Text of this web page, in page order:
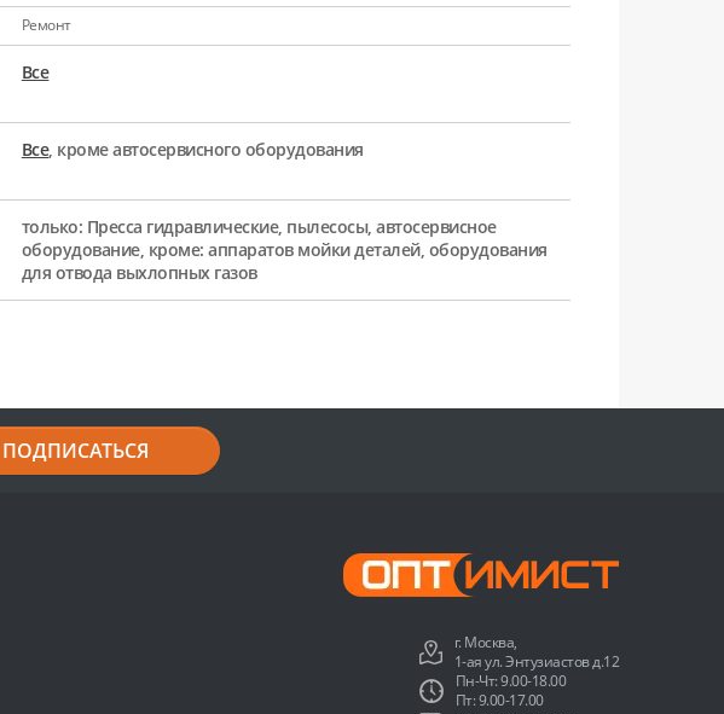
Ремонт
Все
Все, кроме автосервисного оборудования
только: Пресса гидравлические, пылесосы, автосервисное
оборудование, кроме: аппаратов мойки деталей, оборудования
для отвода выхлопных газов
ПОДПИСАТЬСЯ
г. Москва,
1-ая ул. Энтузиастов д.12
Пн-Чт: 9.00-18.00
Пт: 9.00-17.00